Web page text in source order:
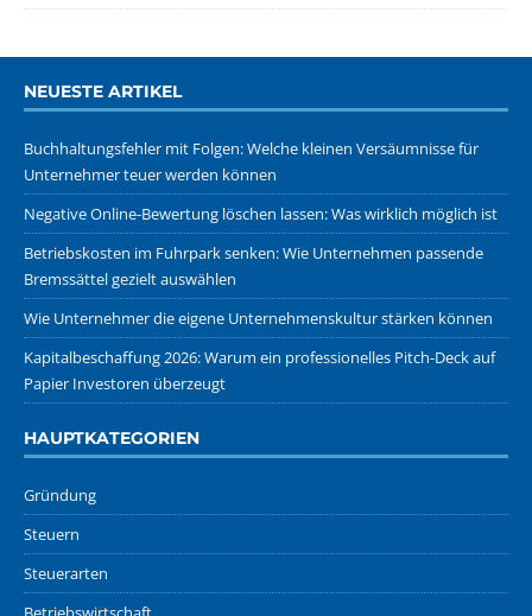
NEUESTE ARTIKEL
Buchhaltungsfehler mit Folgen: Welche kleinen Versäumnisse für
Unternehmer teuer werden können
Negative Online-Bewertung löschen lassen: Was wirklich möglich ist
Betriebskosten im Fuhrpark senken: Wie Unternehmen passende
Bremssättel gezielt auswählen
Wie Unternehmer die eigene Unternehmenskultur stärken können
Kapitalbeschaffung 2026: Warum ein professionelles Pitch-Deck auf
Papier Investoren überzeugt
HAUPTKATEGORIEN
Gründung
Steuern
Steuerarten